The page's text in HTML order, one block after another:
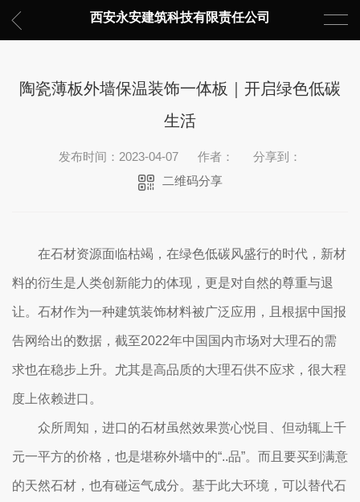
西安永安建筑科技有限责任公司
陶瓷薄板外墙保温装饰一体板｜开启绿色低碳
生活
发布时间：2023-04-07 作者：
分享到：
二维码分享
在石材资源面临枯竭，在绿色低碳风盛行的时代，新材
料的衍生是人类创新能力的体现，更是对自然的尊重与退
让。石材作为一种建筑装饰材料被广泛应用，且根据中国报
告网给出的数据，截至2022年中国国内市场对大理石的需
求也在稳步上升。尤其是高品质的大理石供不应求，很大程
度上依赖进口。
众所周知，进口的石材虽然效果赏心悦目、但动辄上千
元一平方的价格，也是堪称外墙中的“..品”。而且要买到满意
的天然石材，也有碰运气成分。基于此大环境，可以替代石